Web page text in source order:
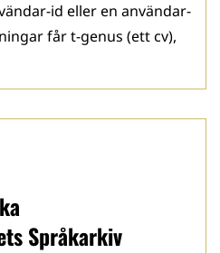
id eller en användar-
får t-genus (ett cv),
Språkarkiv